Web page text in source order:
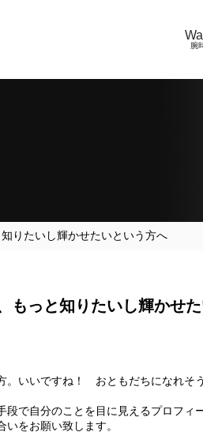
腕
りたいし輝かせたいという方へ
もっと知りたいし輝かせ
。いいですね！ おともだちになれそ
段で自分のことを目に見えるプロフ
をお願い致します。